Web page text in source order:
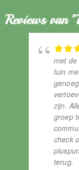
Reviews van
met de
tuin
zijn.
groep
check
terug.